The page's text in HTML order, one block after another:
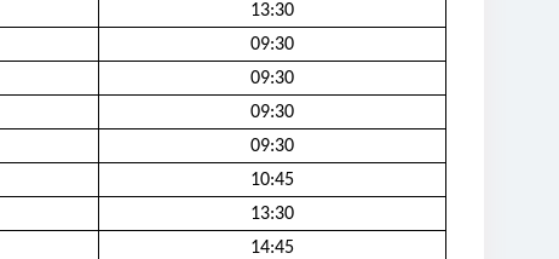
13:30
09:30
09:30
09:30
09:30
10:45
13:30
14:45